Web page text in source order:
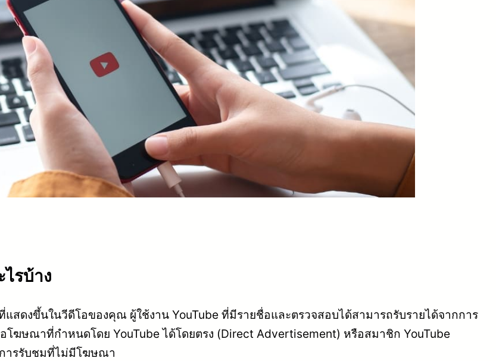
รบ้าง
สดงขึ้นในวีดีโอของคุณ ผู้ใช้งาน YouTube ที่มีรายชื่อและตรวจสอบได้สามารถรับรายได้จากการ
ฆษณาที่กำหนดโดย YouTube ได้โดยตรง (Direct Advertisement) หรือสมาชิก YouTube
ารรับชมที่ไม่มีโฆษณา